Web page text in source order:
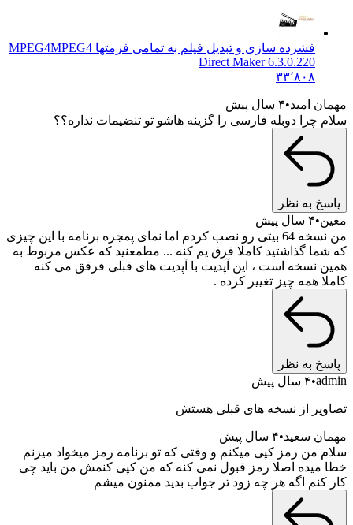
فشرده سازی و تبدیل فیلم به تمامی فرمتها MPEG4 MPEG4
Direct Maker 6.3.0.220
۳۳٬۸۰۸
مهمان امید ۴ سال پیش
سلام چرا دوبله فارسی را گزینه هاشو تو تنضیمات نداره؟؟
پاسخ به نظر
معین ۴ سال پیش
من نسخه 64 بیتی رو نصب کردم اما نمای پمجره برنامه با این چیزی
که شما گذاشتید کاملا فرق یم کنه ... مطمعنید که عکس مربوط به
همین نسخه است ، این آپدیت با آپدیت های قبلی فرقق می کنه
کاملا همه چیز تغییر کرده .
پاسخ به نظر
admin ۴ سال پیش
تصاویر از نسخه های قبلی هستش
مهمان سعید ۴ سال پیش
سلام من رمز کپی میکنم و وقتی که تو برنامه رمز میخواد میزنم
خطا میده اصلا رمز قبول نمی کنه که من کپی کنمش من باید چی
کار کنم اگه هر چه زود تر جواب بدید ممنون میشم